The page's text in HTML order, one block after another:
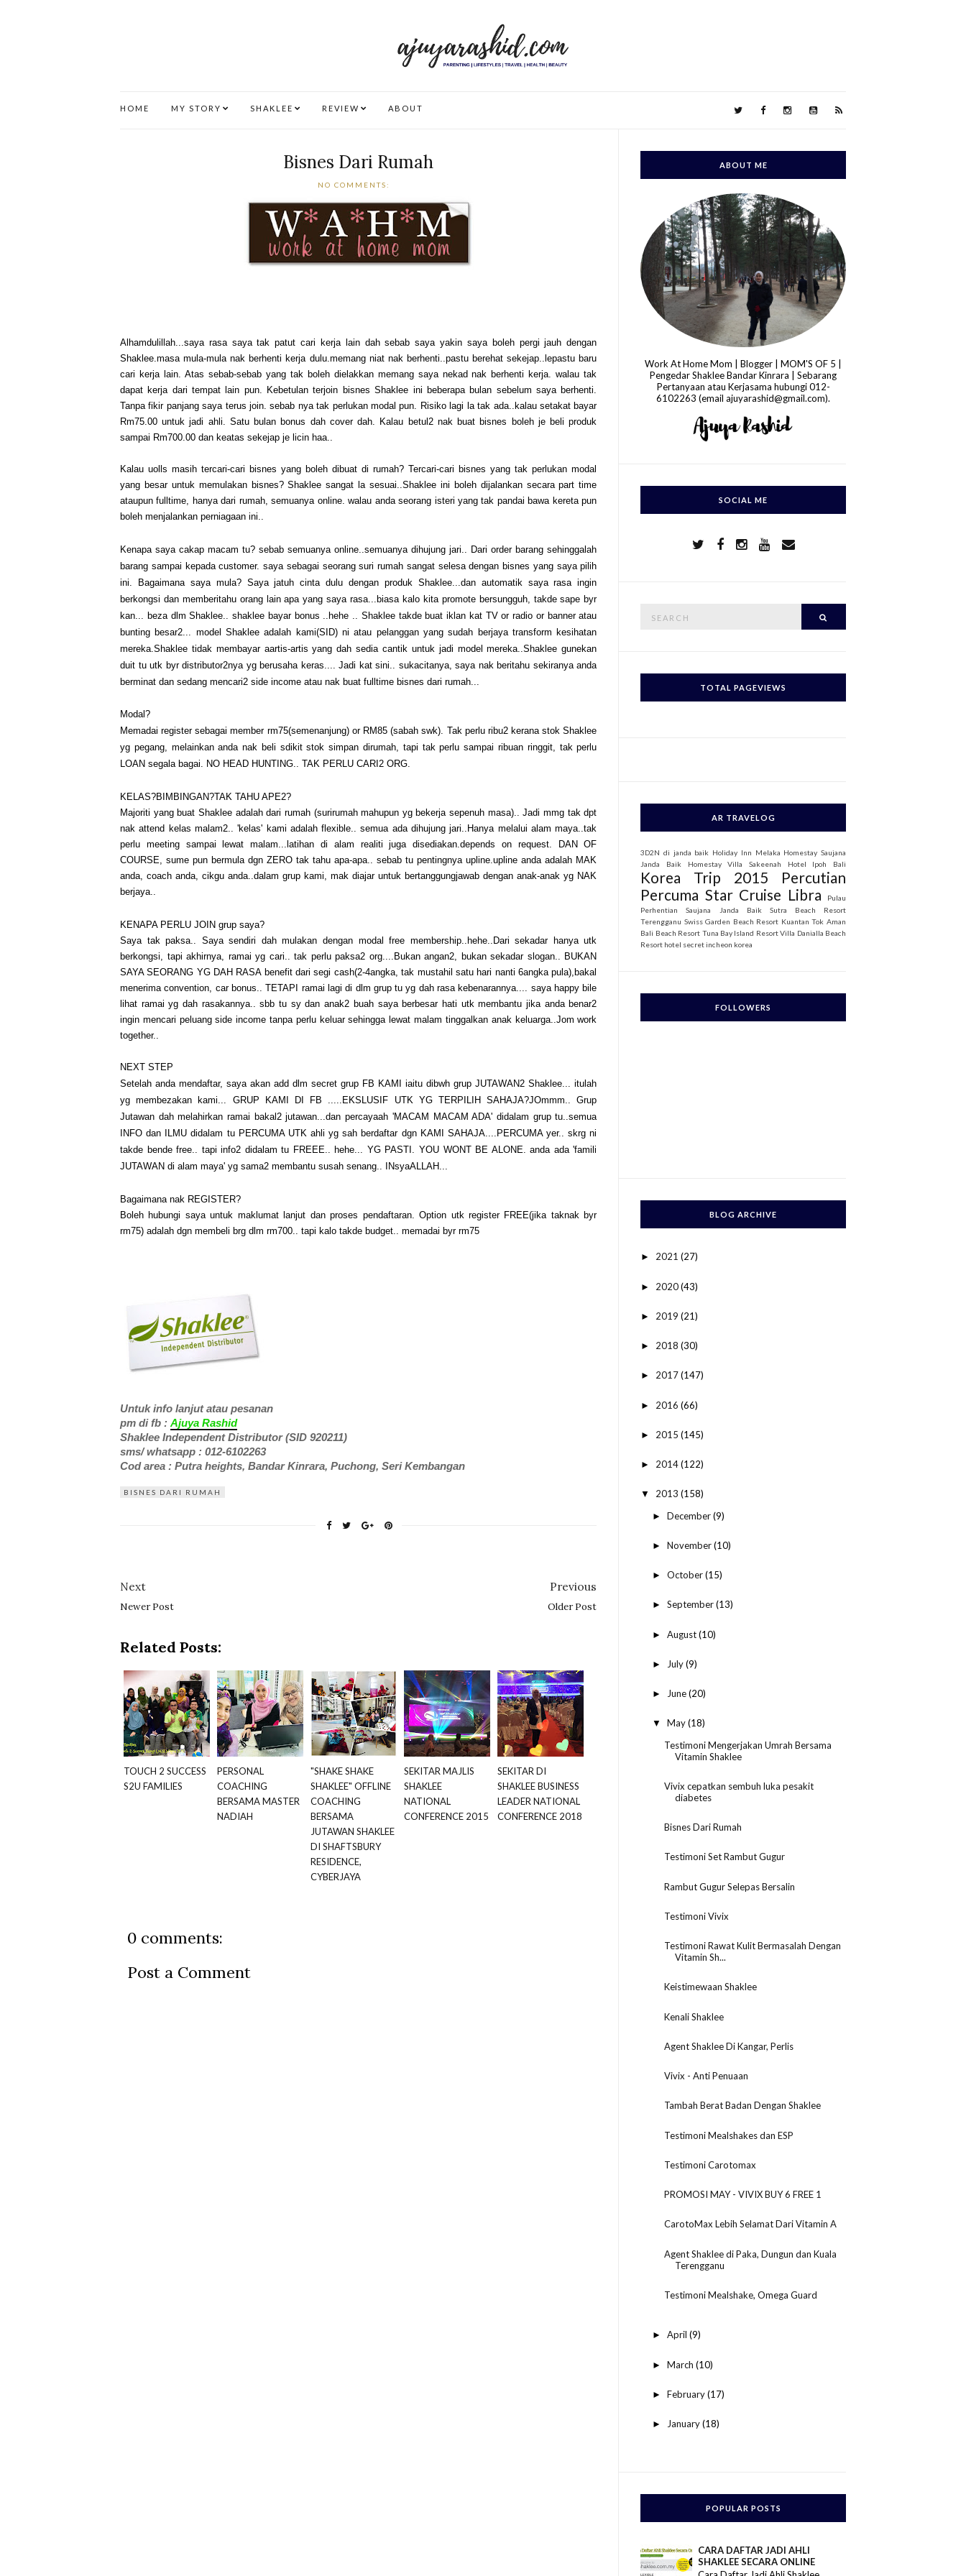
HOME MY STORY SHAKLEE REVIEW ABOUT
Bisnes Dari Rumah
NO COMMENTS:
Alhamdulillah...saya rasa saya tak patut cari kerja lain dah sebab saya yakin saya boleh pergi jauh dengan
Shaklee.masa mula-mula nak berhenti kerja dulu.memang niat nak berhenti..pastu berehat sekejap..lepastu baru
cari kerja lain. Atas sebab-sebab yang tak boleh dielakkan memang saya nekad nak berhenti kerja. walau tak
dapat kerja dari tempat lain pun. Kebetulan terjoin bisnes Shaklee ini beberapa bulan sebelum saya berhenti.
Tanpa fikir panjang saya terus join. sebab nya tak perlukan modal pun. Risiko lagi la tak ada..kalau setakat bayar
Rm75.00 untuk jadi ahli. Satu bulan bonus dah cover dah. Kalau betul2 nak buat bisnes boleh je beli produk
sampai Rm700.00 dan keatas sekejap je licin haa..
Kalau uolls masih tercari-cari bisnes yang boleh dibuat di rumah? Tercari-cari bisnes yang tak perlukan modal
yang besar untuk memulakan bisnes? Shaklee sangat la sesuai..Shaklee ini boleh dijalankan secara part time
ataupun fulltime, hanya dari rumah, semuanya online. walau anda seorang isteri yang tak pandai bawa kereta pun
boleh menjalankan perniagaan ini..
Kenapa saya cakap macam tu? sebab semuanya online..semuanya dihujung jari.. Dari order barang sehinggalah
barang sampai kepada customer. saya sebagai seorang suri rumah sangat selesa dengan bisnes yang saya pilih
ini. Bagaimana saya mula? Saya jatuh cinta dulu dengan produk Shaklee...dan automatik saya rasa ingin
berkongsi dan memberitahu orang lain apa yang saya rasa...biasa kalo kita promote bersungguh, takde sape byr
kan... beza dlm Shaklee.. shaklee bayar bonus ..hehe .. Shaklee takde buat iklan kat TV or radio or banner atau
bunting besar2... model Shaklee adalah kami(SID) ni atau pelanggan yang sudah berjaya transform kesihatan
mereka.Shaklee tidak membayar aartis-artis yang dah sedia cantik untuk jadi model mereka..Shaklee gunekan
duit tu utk byr distributor2nya yg berusaha keras.... Jadi kat sini.. sukacitanya, saya nak beritahu sekiranya anda
berminat dan sedang mencari2 side income atau nak buat fulltime bisnes dari rumah...
Modal?
Memadai register sebagai member rm75(semenanjung) or RM85 (sabah swk). Tak perlu ribu2 kerana stok Shaklee
yg pegang, melainkan anda nak beli sdikit stok simpan dirumah, tapi tak perlu sampai ribuan ringgit, tak perlu
LOAN segala bagai. NO HEAD HUNTING.. TAK PERLU CARI2 ORG.
KELAS?BIMBINGAN?TAK TAHU APE2?
Majoriti yang buat Shaklee adalah dari rumah (surirumah mahupun yg bekerja sepenuh masa).. Jadi mmg tak dpt
nak attend kelas malam2.. 'kelas' kami adalah flexible.. semua ada dihujung jari..Hanya melalui alam maya..tak
perlu meeting sampai lewat malam...latihan di alam realiti juga disediakan.depends on request. DAN OF
COURSE, sume pun bermula dgn ZERO tak tahu apa-apa.. sebab tu pentingnya upline.upline anda adalah MAK
anda, coach anda, cikgu anda..dalam grup kami, mak diajar untuk bertanggungjawab dengan anak-anak yg NAK
berjaya..
KENAPA PERLU JOIN grup saya?
Saya tak paksa.. Saya sendiri dah mulakan dengan modal free membership..hehe..Dari sekadar hanya utk
berkongsi, tapi akhirnya, ramai yg cari.. tak perlu paksa2 org....Bukan angan2, bukan sekadar slogan.. BUKAN
SAYA SEORANG YG DAH RASA benefit dari segi cash(2-4angka, tak mustahil satu hari nanti 6angka pula),bakal
menerima convention, car bonus.. TETAPI ramai lagi di dlm grup tu yg dah rasa kebenarannya.... saya happy bile
lihat ramai yg dah rasakannya.. sbb tu sy dan anak2 buah saya berbesar hati utk membantu jika anda benar2
ingin mencari peluang side income tanpa perlu keluar sehingga lewat malam tinggalkan anak keluarga..Jom work
together..
NEXT STEP
Setelah anda mendaftar, saya akan add dlm secret grup FB KAMI iaitu dibwh grup JUTAWAN2 Shaklee... itulah
yg membezakan kami... GRUP KAMI DI FB .....EKSLUSIF UTK YG TERPILIH SAHAJA?JOmmm.. Grup
Jutawan dah melahirkan ramai bakal2 jutawan...dan percayaah 'MACAM MACAM ADA' didalam grup tu..semua
INFO dan ILMU didalam tu PERCUMA UTK ahli yg sah berdaftar dgn KAMI SAHAJA....PERCUMA yer.. skrg ni
takde bende free.. tapi info2 didalam tu FREEE.. hehe... YG PASTI. YOU WONT BE ALONE. anda ada 'famili
JUTAWAN di alam maya' yg sama2 membantu susah senang.. INsyaALLAH...
Bagaimana nak REGISTER?
Boleh hubungi saya untuk maklumat lanjut dan proses pendaftaran. Option utk register FREE(jika taknak byr
rm75) adalah dgn membeli brg dlm rm700.. tapi kalo takde budget.. memadai byr rm75
Untuk info lanjut atau pesanan
pm di fb : Ajuya Rashid
Shaklee Independent Distributor (SID 920211)
sms/ whatsapp : 012-6102263
Cod area : Putra heights, Bandar Kinrara, Puchong, Seri Kembangan
BISNES DARI RUMAH
Next
Newer Post
Previous
Older Post
Related Posts:
TOUCH 2 SUCCESS
S2U FAMILIES
PERSONAL
COACHING
BERSAMA MASTER
NADIAH
"SHAKE SHAKE
SHAKLEE" OFFLINE
COACHING
BERSAMA
JUTAWAN SHAKLEE
DI SHAFTSBURY
RESIDENCE,
CYBERJAYA
SEKITAR MAJLIS
SHAKLEE
NATIONAL
CONFERENCE 2015
SEKITAR DI
SHAKLEE BUSINESS
LEADER NATIONAL
CONFERENCE 2018
0 comments:
Post a Comment
ABOUT ME
Work At Home Mom | Blogger | MOM'S OF 5 |
Pengedar Shaklee Bandar Kinrara | Sebarang
Pertanyaan atau Kerjasama hubungi 012-
6102263 (email ajuyarashid@gmail.com).
SOCIAL ME
r
TOTAL PAGEVIEWS
AR TRAVELOG
3D2N di janda baik Holiday Inn Melaka Homestay Saujana
Janda Baik
Homestay Villa Sakeenah Hotel Ipoh Bali
Korea Trip 2015
Percutian
Percuma Star Cruise Libra
Pulau
Perhentian
Saujana Janda Baik
Sutra Beach Resort
Terengganu Swiss Garden Beach Resort Kuantan Tok Aman
Bali Beach Resort Tuna Bay Island Resort Villa Danialla Beach
Resort hotel secret incheon korea
FOLLOWERS
BLOG ARCHIVE
► 2021(27)
► 2020(43)
► 2019(21)
► 2018(30)
► 2017(147)
► 2016(66)
► 2015(145)
► 2014(122)
▼ 2013(158)
► December(9)
► November(10)
► October(15)
► September(13)
► August(10)
► July(9)
► June(20)
▼ May(18)
Testimoni Mengerjakan Umrah Bersama
Vitamin Shaklee
Vivix cepatkan sembuh luka pesakit
diabetes
Bisnes Dari Rumah
Testimoni Set Rambut Gugur
Rambut Gugur Selepas Bersalin
Testimoni Vivix
Testimoni Rawat Kulit Bermasalah Dengan
Vitamin Sh...
Keistimewaan Shaklee
Kenali Shaklee
Agent Shaklee Di Kangar, Perlis
Vivix - Anti Penuaan
Tambah Berat Badan Dengan Shaklee
Testimoni Mealshakes dan ESP
Testimoni Carotomax
PROMOSI MAY - VIVIX BUY 6 FREE 1
CarotoMax Lebih Selamat Dari Vitamin A
Agent Shaklee di Paka, Dungun dan Kuala
Terengganu
Testimoni Mealshake, Omega Guard
► April (9)
► March (10)
► February(17)
► January(18)
POPULAR POSTS
CARA DAFTAR JADI AHLI
SHAKLEE SECARA ONLINE